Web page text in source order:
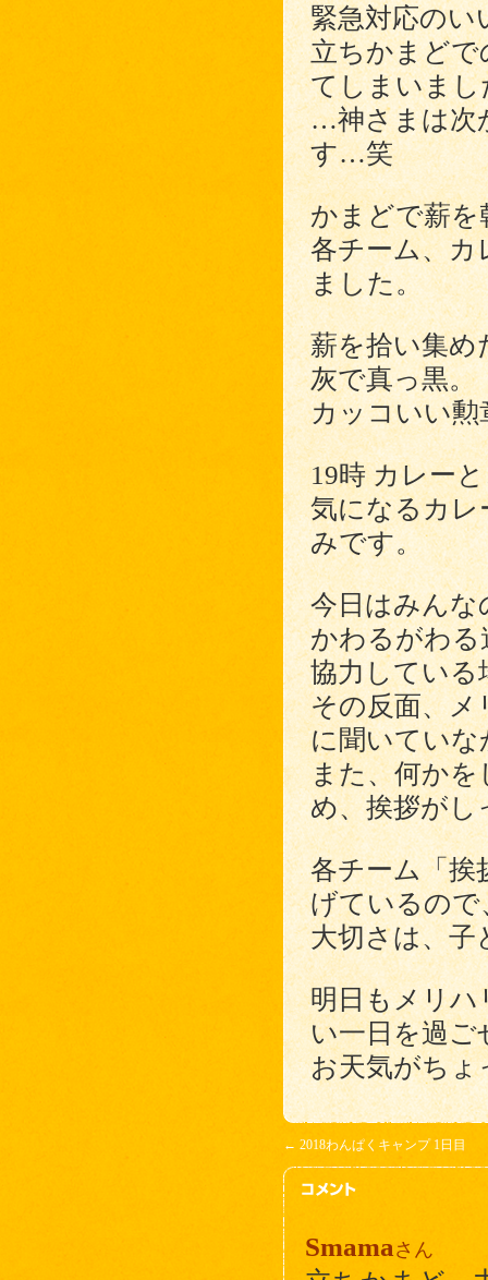
緊急対応のい
立ちかまどで
てしまいまし
…神さまは次
す…笑
かまどで薪を
各チーム、カ
ました。
薪を拾い集め
灰で真っ黒。
カッコいい勲
19時 カレー
気になるカレ
みです。
今日はみんな
かわるがわる
協力している
その反面、
に聞いていな
また、何か
め、挨拶が
各チーム「挨
げているので
大切さは、
明日もメリハ
い一日を過
お天気がちょ
← 2018わんぱくキャンプ 1日目
Smama さん